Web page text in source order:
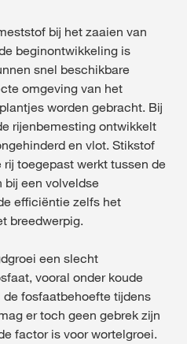
bij het zaaien van
beginontwikkeling is
snel beschikbare
omgeving van het
worden gebracht. Bij
rijenbemesting ontwikkelt
en vlot. Stikstof
toegepast werkt tussen de
bij een volveldse
efficiëntie zelfs het
breedwerpig.
een slecht
vooral onder koude
fosfaatbehoefte tijdens
er toch geen gebrek zijn
factor is voor wortelgroei.